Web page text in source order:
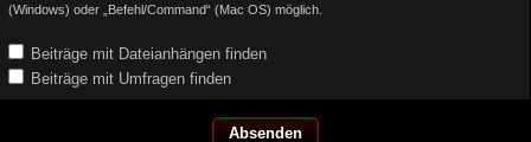
(Windows) oder „Befehl/Command“ (Mac OS) möglich.
Beiträge mit Dateianhängen finden
Beiträge mit Umfragen finden